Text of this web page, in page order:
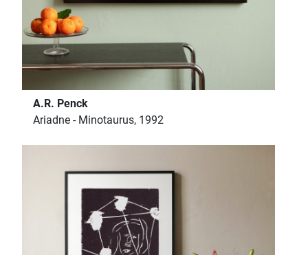
A.R. Penck
Ariadne - Minotaurus, 1992